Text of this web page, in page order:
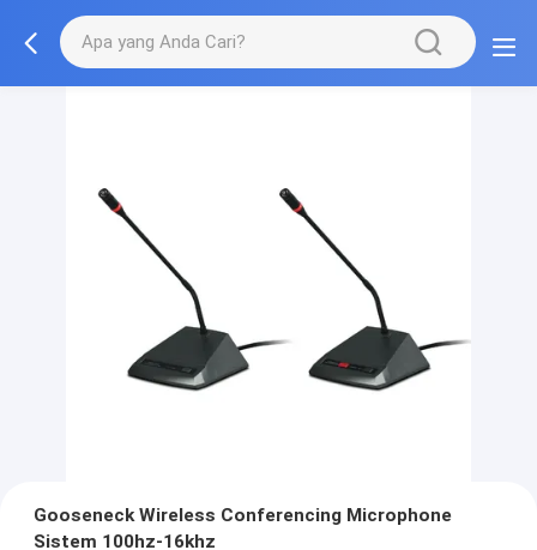
Gooseneck Wireless Conferencing Microphone
Sistem 100hz-16khz